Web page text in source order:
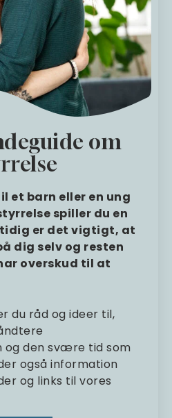
om
et barn eller en ung
spiller du en
er det vigtigt, at
dig selv og resten
overskud til at
du råd og ideer til,
og den svære tid som
også information
og links til vores